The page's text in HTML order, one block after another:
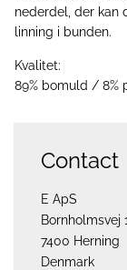
nederdel, der kan
linning i bunden.
Kvalitet:
89% bomuld / 8%
Contact
E ApS
Bornholmsvej
7400 Herning
Denmark